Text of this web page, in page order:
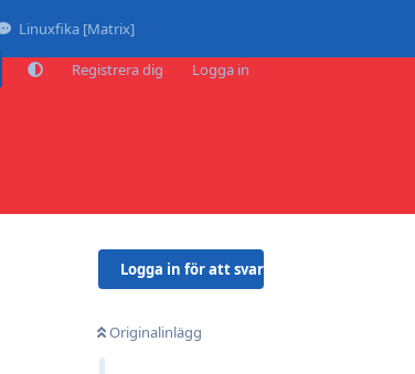
Linuxfika [Matrix]
Registrera dig Logga in
Logga in för att svara
Originalinlägg